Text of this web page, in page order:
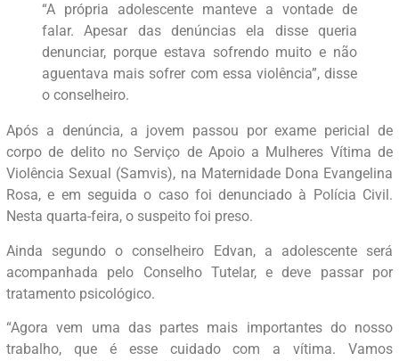
“A própria adolescente manteve a vontade de
falar. Apesar das denúncias ela disse queria
denunciar, porque estava sofrendo muito e não
aguentava mais sofrer com essa violência”, disse
o conselheiro.
Após a denúncia, a jovem passou por exame pericial de
corpo de delito no Serviço de Apoio a Mulheres Vítima de
Violência Sexual (Samvis), na Maternidade Dona Evangelina
Rosa, e em seguida o caso foi denunciado à Polícia Civil.
Nesta quarta-feira, o suspeito foi preso.
Ainda segundo o conselheiro Edvan, a adolescente será
acompanhada pelo Conselho Tutelar, e deve passar por
tratamento psicológico.
“Agora vem uma das partes mais importantes do nosso
trabalho, que é esse cuidado com a vítima. Vamos